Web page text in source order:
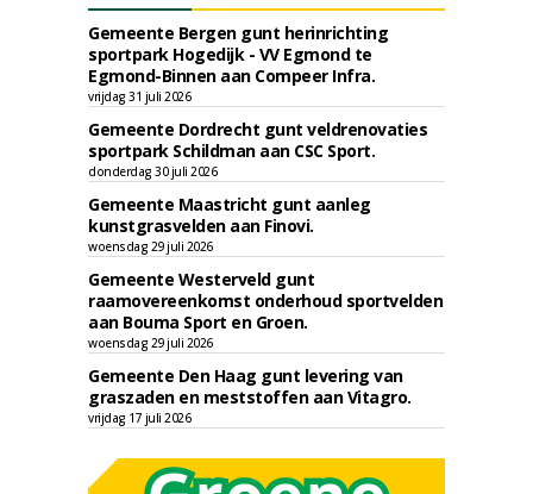
Gemeente Bergen gunt herinrichting
sportpark Hogedijk - VV Egmond te
Egmond-Binnen aan Compeer Infra.
vrijdag 31 juli 2026
Gemeente Dordrecht gunt veldrenovaties
sportpark Schildman aan CSC Sport.
donderdag 30 juli 2026
Gemeente Maastricht gunt aanleg
kunstgrasvelden aan Finovi.
woensdag 29 juli 2026
Gemeente Westerveld gunt
raamovereenkomst onderhoud sportvelden
aan Bouma Sport en Groen.
woensdag 29 juli 2026
Gemeente Den Haag gunt levering van
graszaden en meststoffen aan Vitagro.
vrijdag 17 juli 2026